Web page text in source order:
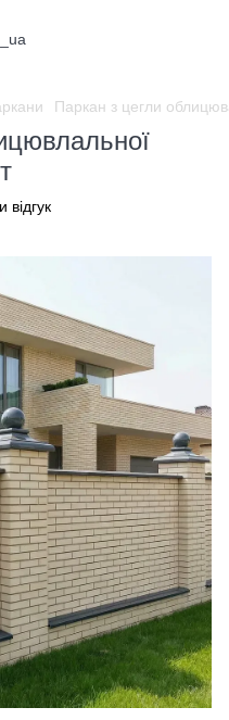
Паркан з цегли
відгук